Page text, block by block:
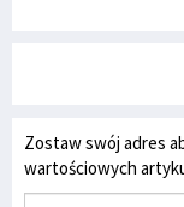
Zostaw swój adres
wartościowych